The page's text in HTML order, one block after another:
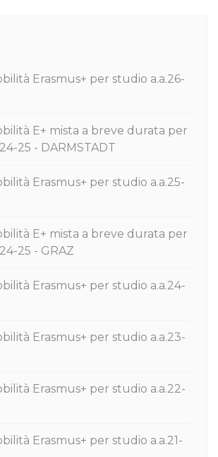
Erasmus+ per studio a.a.26-
E+ mista a breve durata per
25 - DARMSTADT
Erasmus+ per studio a.a.25-
E+ mista a breve durata per
25 - GRAZ
Erasmus+ per studio a.a.24-
Erasmus+ per studio a.a.23-
Erasmus+ per studio a.a.22-
Erasmus+ per studio a.a.21-